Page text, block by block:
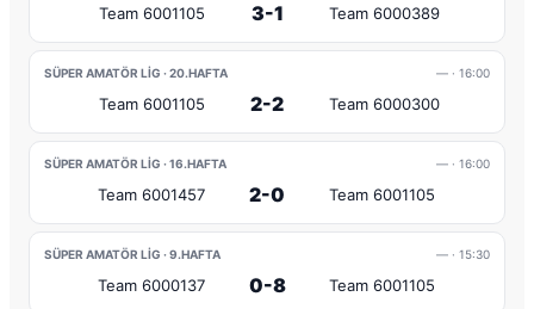
Team 6001105 3-1 Team 6000389
SÜPER AMATÖR LIG · 20.HAFTA — · 16:00
Team 6001105 2-2 Team 6000300
SÜPER AMATÖR LIG · 16.HAFTA — · 16:00
Team 6001457 2-0 Team 6001105
SÜPER AMATÖR LIG · 9.HAFTA — · 15:30
Team 6000137 0-8 Team 6001105